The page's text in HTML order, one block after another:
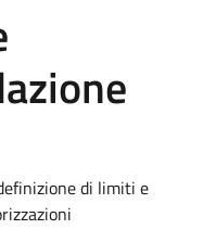
di limiti e